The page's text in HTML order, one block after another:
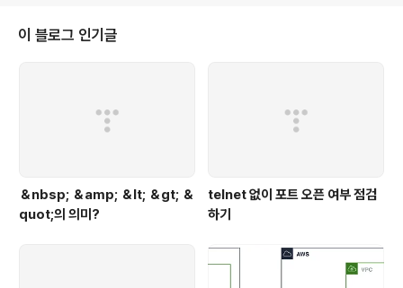
다. 2. 디바이스 & 드라이버 후킹을 하기전에, 디바이스와
드라이버가 어떻게 상호작용을 하는지 이해 할 필요가 있
이 블로그 인기글
＆nbsp; ＆amp; ＆lt; ＆gt; ＆
quot;의 의미?
telnet 없이 포트 오픈 여부 점검
하기